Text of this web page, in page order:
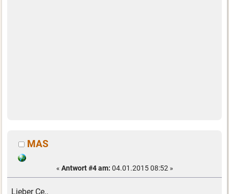
MAS
« Antwort #4 am: 04.01.2015 08:52 »
Lieber Ce.,